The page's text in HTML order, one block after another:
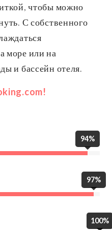
чтобы можно
С собственного
море или на
и бассейн отеля.
94%
97%
100%